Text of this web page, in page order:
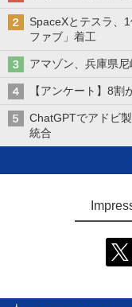
SpaceXとテスラ、
ファブ」着工
アマゾン、兵庫県
【アンケート】8
ChatGPTでアドビ
統合